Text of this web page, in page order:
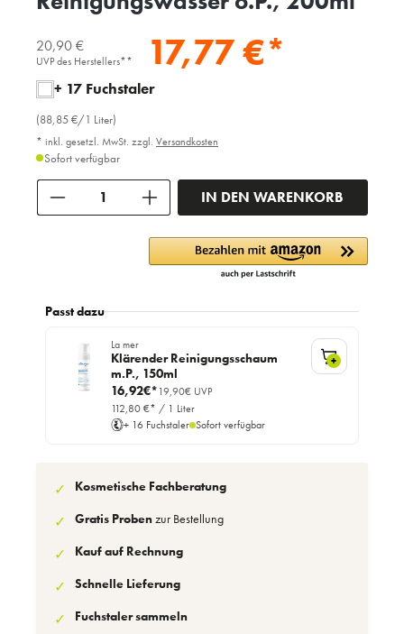
20,90 €
UVP des Herstellers** 17,77 €*
+ 17 Fuchstaler
(88,85 €/1 Liter)
* inkl. gesetzl. MwSt. zzgl. Versandkosten
Sofort verfügbar
IN DEN WARENKORB
Passt dazu
La mer
Klärender Reinigungsschaum
m.P., 150ml
16,92€*19,90€ UVP
112,80 €* / 1 Liter
+ 16 Fuchstaler Sofort verfügbar
+
✓ Kosmetische Fachberatung
✓ Gratis Probenzur Bestellung
✓ Kauf auf Rechnung
✓ Schnelle Lieferung
✓ Fuchstaler sammeln